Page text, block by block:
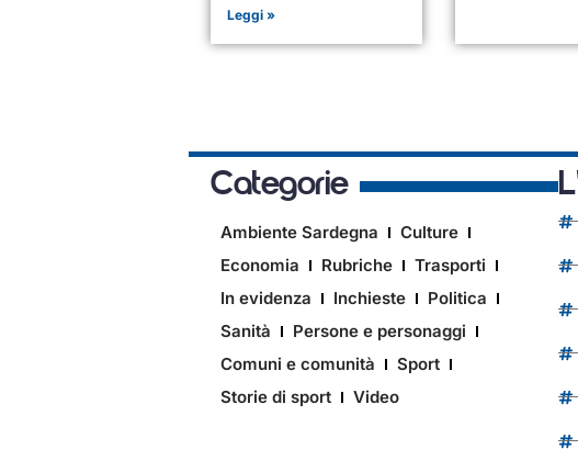
Leggi »
Categorie
Ambiente Sardegna
Culture
Economia
Rubriche
Trasporti
In evidenza
Inchieste
Politica
Sanità
Persone e personaggi
Comuni e comunità
Sport
Storie di sport
Video